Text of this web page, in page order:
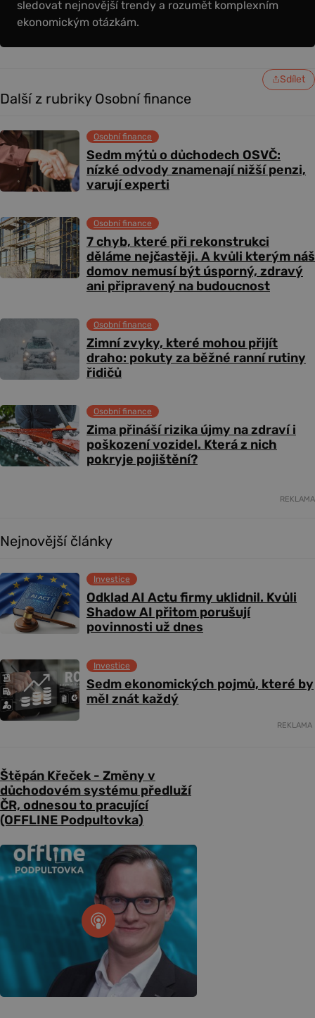
sledovat nejnovější trendy a rozumět komplexním
ekonomickým otázkám.
Sdílet
Další z rubriky Osobní finance
Sedm mýtů o důchodech OSVČ:
nízké odvody znamenají nižší penzi,
varují experti
Osobní finance
7 chyb, které při rekonstrukci
děláme nejčastěji. A kvůli kterým náš
domov nemusí být úsporný, zdravý
ani připravený na budoucnost
Osobní finance
Zimní zvyky, které mohou přijít
draho: pokuty za běžné ranní rutiny
řidičů
Osobní finance
Zima přináší rizika újmy na zdraví i
poškození vozidel. Která z nich
pokryje pojištění?
Osobní finance
REKLAMA
Nejnovější články
Odklad AI Actu firmy uklidnil. Kvůli
Shadow AI přitom porušují
povinnosti už dnes
Investice
Sedm ekonomických pojmů, které by
měl znát každý
Investice
REKLAMA
Štěpán Křeček - Změny v
důchodovém systému předluží
ČR, odnesou to pracující
(OFFLINE Podpultovka)